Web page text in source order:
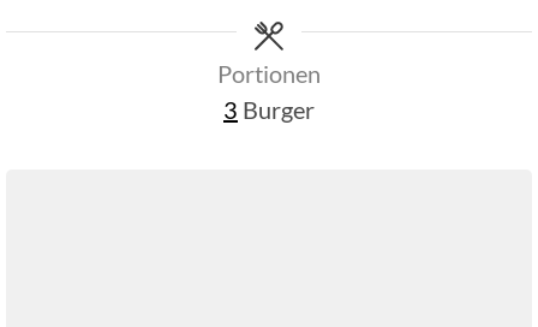
Portionen
3 Burger